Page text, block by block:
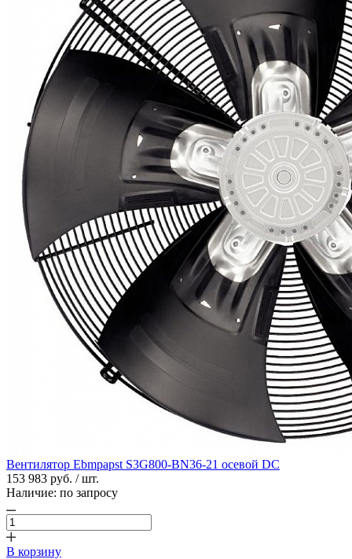
Вентилятор Ebmpapst S3G800-BN36-21 осевой DC
153 983 руб. / шт.
Наличие: по запросу
В корзину